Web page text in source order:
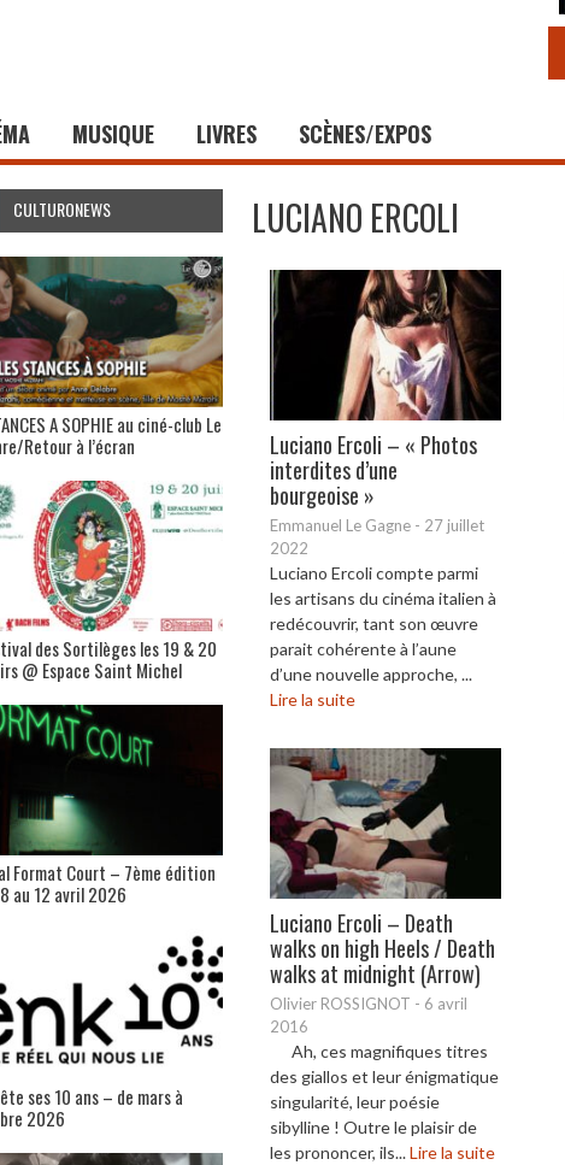
MUSIQUE LIVRES SCÈNES/EXPOS
LUCIANO ERCOLI
Luciano Ercoli – « Photos
interdites d’une
bourgeoise »
Emmanuel Le Gagne - 27 juillet
2022
Luciano Ercoli compte parmi
les artisans du cinéma italien à
redécouvrir, tant son œuvre
parait cohérente à l’aune
d’une nouvelle approche, ...
Lire la suite
Luciano Ercoli – Death
walks on high Heels / Death
walks at midnight (Arrow)
Olivier ROSSIGNOT - 6 avril
2016
Ah, ces magnifiques titres
des giallos et leur énigmatique
singularité, leur poésie
sibylline ! Outre le plaisir de
les prononcer, ils...Lire la suite
CULTURONEWS
A SOPHIE au ciné-club Le
Retour à l’écran
des Sortilèges les 19 & 20
@ Espace Saint Michel
Format Court – 7ème édition
au 12 avril 2026
ses 10 ans – de mars à
2026